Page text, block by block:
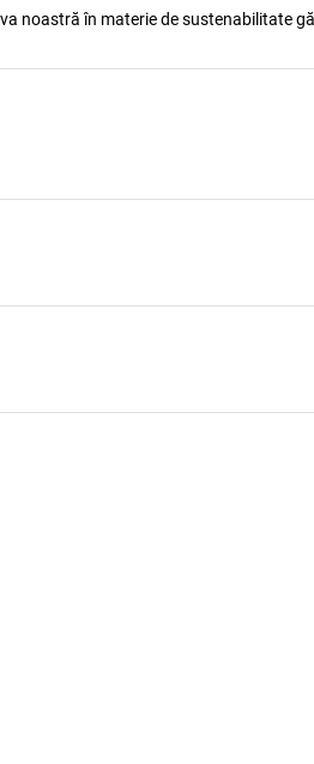
noastră în materie de sustenabilitate